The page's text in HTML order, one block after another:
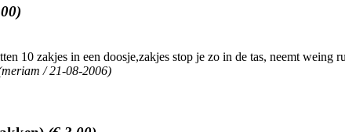
10 zakjes in een doosje,zakjes stop je zo in de tas, neemt
/ 21-08-2006)